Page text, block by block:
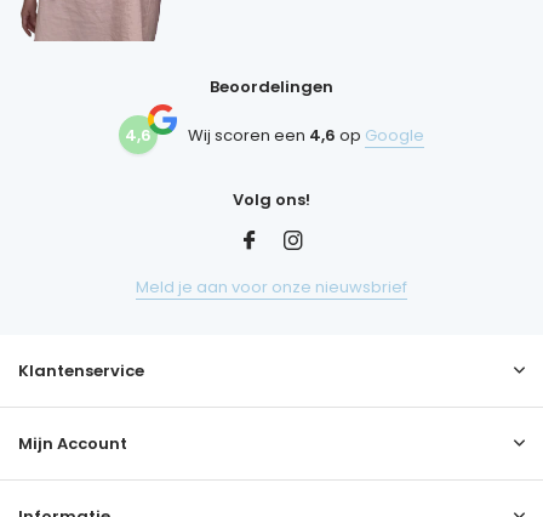
Beoordelingen
4,6 Wij scoren een 4,6 op Google
Volg ons!
Meld je aan voor onze nieuwsbrief
Klantenservice
Mijn Account